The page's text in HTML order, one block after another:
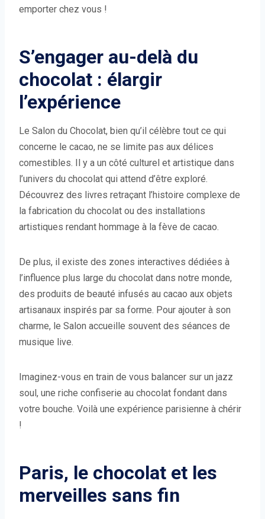
emporter chez vous !
S’engager au-delà du
chocolat : élargir
l’expérience
Le Salon du Chocolat, bien qu’il célèbre tout ce qui
concerne le cacao, ne se limite pas aux délices
comestibles. Il y a un côté culturel et artistique dans
l’univers du chocolat qui attend d’être exploré.
Découvrez des livres retraçant l’histoire complexe de
la fabrication du chocolat ou des installations
artistiques rendant hommage à la fève de cacao.
De plus, il existe des zones interactives dédiées à
l’influence plus large du chocolat dans notre monde,
des produits de beauté infusés au cacao aux objets
artisanaux inspirés par sa forme. Pour ajouter à son
charme, le Salon accueille souvent des séances de
musique live.
Imaginez-vous en train de vous balancer sur un jazz
soul, une riche confiserie au chocolat fondant dans
votre bouche. Voilà une expérience parisienne à chérir
!
Paris, le chocolat et les
merveilles sans fin